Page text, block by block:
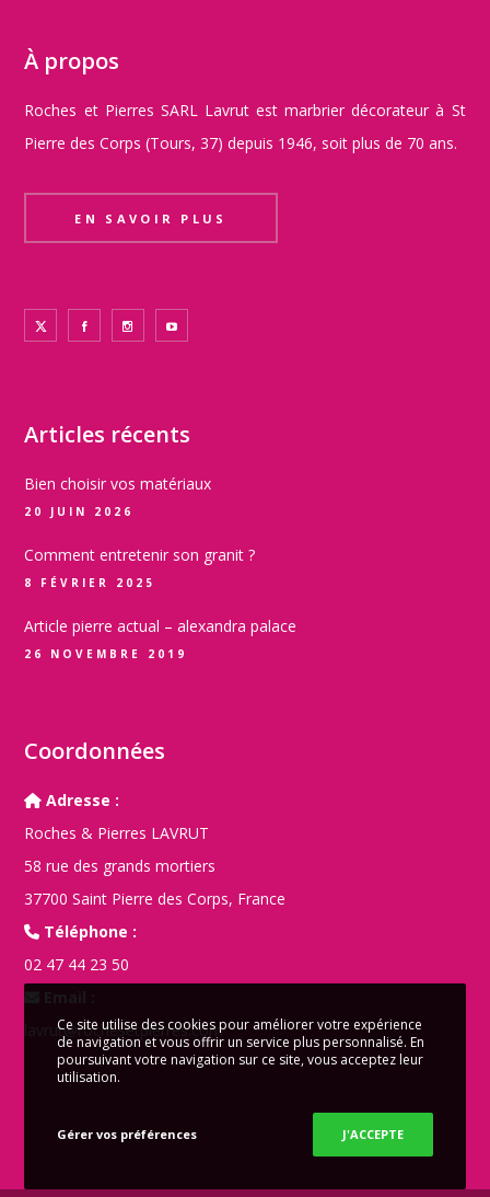
À propos
Roches et Pierres SARL Lavrut est marbrier décorateur à St
Pierre des Corps (Tours, 37) depuis 1946, soit plus de 70 ans.
EN SAVOIR PLUS
Articles récents
Bien choisir vos matériaux
20 JUIN 2026
Comment entretenir son granit ?
8 FÉVRIER 2025
Article pierre actual – alexandra palace
26 NOVEMBRE 2019
Coordonnées
Adresse :
Roches & Pierres LAVRUT
58 rue des grands mortiers
37700 Saint Pierre des Corps, France
Téléphone :
02 47 44 23 50
lavrut@rochesetpierres.com
Ce site utilise des cookies pour améliorer votre expérience
de navigation et vous offrir un service plus personnalisé. En
poursuivant votre navigation sur ce site, vous acceptez leur
utilisation.
Gérer vos préférences J'ACCEPTE